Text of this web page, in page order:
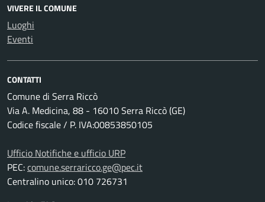
VIVERE IL COMUNE
Luoghi
Eventi
CONTATTI
Comune di Serra Riccò
Via A. Medicina, 88 - 16010 Serra Riccò (GE)
Codice fiscale / P. IVA:00853850105
Ufficio Notifiche e ufficio URP
PEC:comune.serraricco.ge@pec.it
Centralino unico: 010 726731